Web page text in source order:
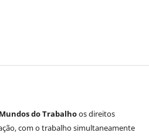
do Trabalhoos direitos
com o trabalho simultaneamente